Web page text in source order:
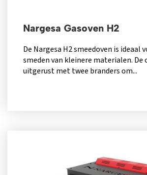
Nargesa Gasoven H2
De Nargesa H2 smeedoven is ideaal
smeden van kleinere materialen. De
uitgerust met twee branders om...